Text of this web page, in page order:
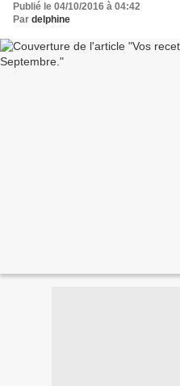
Publié le 04/10/2016 à 04:42
Par delphine